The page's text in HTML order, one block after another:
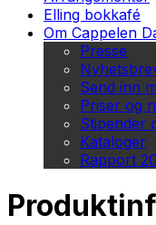
Elling bokkafé
Om Cappelen
Presse
Send inn
Priser og
Stipender
Kataloger
Rapport